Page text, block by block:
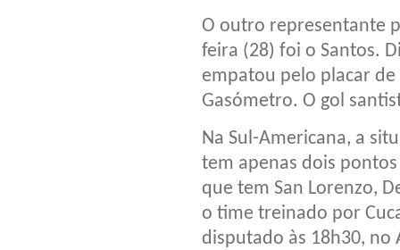
O outro representante
feira (28) foi o Santos.
empatou pelo placar
Gasómetro. O gol
Na Sul-Americana, a
tem apenas dois
que tem San Lorenzo,
o time treinado por
disputado às 18h30, no